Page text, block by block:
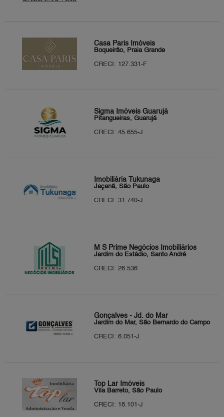
Casa Paris Imóveis
Boqueirão, Praia Grande
CRECI: 127.331-F
Sigma Imóveis Guarujá
Pitangueiras, Guarujá
CRECI: 45.655-J
Imobiliária Tukunaga
Jaçanã, São Paulo
CRECI: 31.740-J
M S Prime Negócios Imobiliários
Jardim do Estádio, Santo André
CRECI: 26.536
Gonçalves - Jd. do Mar
Jardim do Mar, São Bernardo do Campo
CRECI: 6.051-J
Top Lar Imóveis
Vila Barreto, São Paulo
CRECI: 18.101-J